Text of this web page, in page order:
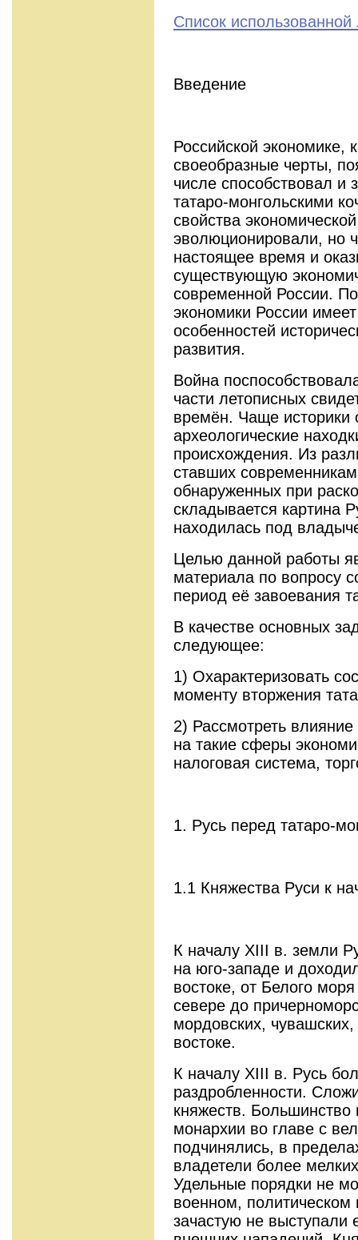
Список использованной
Введение
Российской экономике,
своеобразные черты,
числе способствовал и
татаро-монгольскими
свойства
эволюционировали, но
настоящее время и
существующую
современной России.
экономики России
особенностей
развития.
Война
части летописных
времён. Чаще историки
археологические
происхождения. Из
ставших
обнаруженных при
складывается картина
находилась под
Целью данной работы
материала по вопросу
период её завоевания
В качестве основных
следующее:
1) Охарактеризовать
моменту вторжения
2) Рассмотреть
на такие сферы
налоговая система,
1. Русь перед татаро-
1.1 Княжества Руси к
К началу XIII в. земли
на юго-западе и
востоке, от Белого
севере до
мордовских,
востоке.
К началу XIII в. Русь
раздробленности.
княжеств. Большинство
монархии во главе с
подчинялись, в
владетели более
Удельные порядки не
военном, политическом
зачастую не